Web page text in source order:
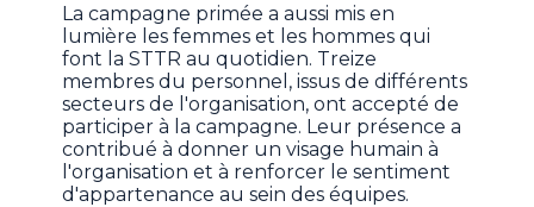
La campagne primée a aussi mis en
lumière les femmes et les hommes qui
font la STTR au quotidien. Treize
membres du personnel, issus de différents
secteurs de l'organisation, ont accepté de
participer à la campagne. Leur présence a
contribué à donner un visage humain à
l'organisation et à renforcer le sentiment
d'appartenance au sein des équipes.